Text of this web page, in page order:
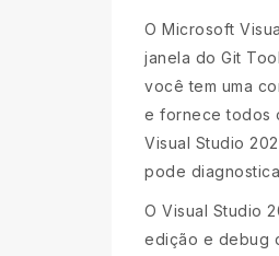
O Microsoft
janela do Git
você tem uma
e fornece todos
Visual Studio
pode
O Visual Studio
edição e debug